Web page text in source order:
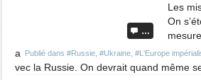
…
Publié dans #Russie #Ukraine #L'Europe
Les
On
a
vec la Russie. On devrait quand même